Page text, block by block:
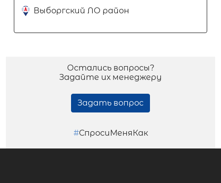
Выборгский ЛО район
Остались вопросы?
Задайте их менеджеру
Задать вопрос
#СпросиМеняКак